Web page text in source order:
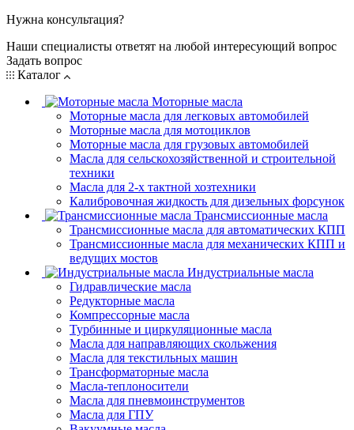
Нужна консультация?
Наши специалисты ответят на любой интересующий вопрос
Задать вопрос
Каталог
Моторные масла
Моторные масла для легковых автомобилей
Моторные масла для мотоциклов
Моторные масла для грузовых автомобилей
Масла для сельскохозяйственной и строительной
техники
Масла для 2-х тактной хозтехники
Калибровочная жидкость для дизельных форсунок
Трансмиссионные масла
Трансмиссионные масла для автоматических КПП
Трансмиссионные масла для механических КПП и
ведущих мостов
Индустриальные масла
Гидравлические масла
Редукторные масла
Компрессорные масла
Турбинные и циркуляционные масла
Масла для направляющих скольжения
Масла для текстильных машин
Трансформаторные масла
Масла-теплоносители
Масла для пневмоинструментов
Масла для ГПУ